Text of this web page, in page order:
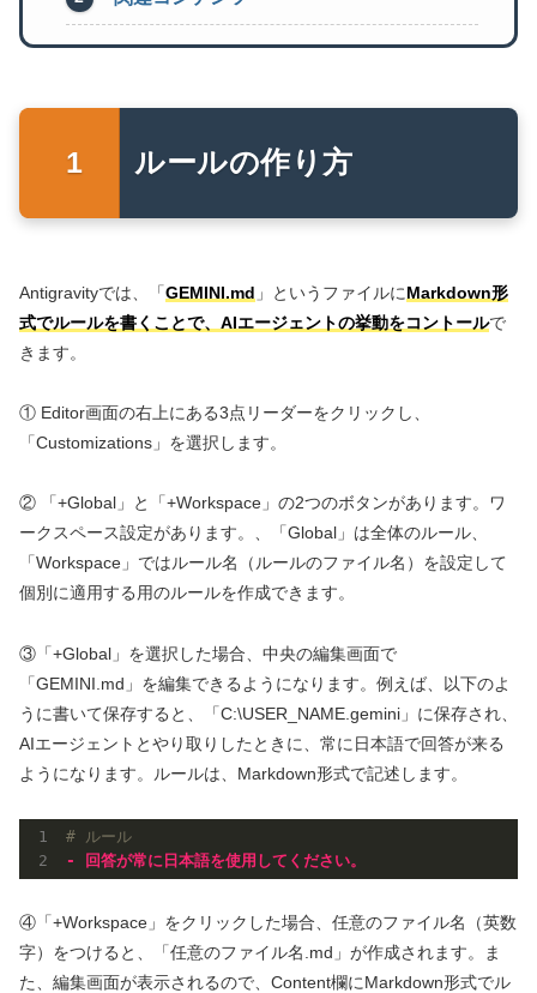
ルールの作り方
Antigravityでは、「GEMINI.md 」というファイルにMarkdown形
式でルールを書くことで、AIエージェントの挙動をコントールで
きます。
① Editor画面の右上にある3点リーダーをクリックし、
「Customizations」を選択します。
② 「+Global」と「+Workspace」の2つのボタンがあります。ワ
ークスペース設定があります。、「Global」は全体のルール、
「Workspace」ではルール名（ルールのファイル名）を設定して
個別に適用する用のルールを作成できます。
③「+Global」を選択した場合、中央の編集画面で
「GEMINI.md」を編集できるようになります。例えば、以下のよ
うに書いて保存すると、「C:\USER_NAME.gemini」に保存され、
AIエージェントとやり取りしたときに、常に日本語で回答が来る
ようになります。ルールは、Markdown形式で記述します。
# ルール
- 回答が常に日本語を使用してください。
④「+Workspace」をクリックした場合、任意のファイル名（英数
字）をつけると、「任意のファイル名.md」が作成されます。ま
た、編集画面が表示されるので、Content欄にMarkdown形式でル